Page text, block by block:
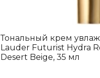
Тональный крем
Lauder Futurist Hydra
Desert Beige, 35 мл